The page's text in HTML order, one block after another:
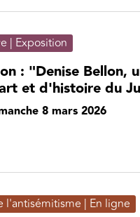
| Exposition
: "Denise Bellon,
et d'histoire du
8 mars 2026
l'antisémitisme | En ligne